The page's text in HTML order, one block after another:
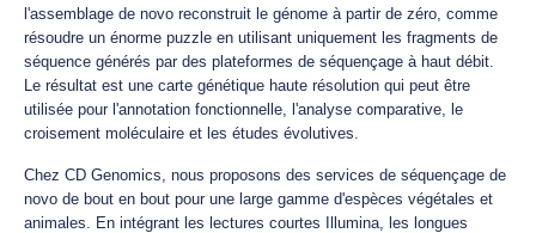
l'assemblage de novo reconstruit le génome à partir de zéro, comme
résoudre un énorme puzzle en utilisant uniquement les fragments de
séquence générés par des plateformes de séquençage à haut débit.
Le résultat est une carte génétique haute résolution qui peut être
utilisée pour l'annotation fonctionnelle, l'analyse comparative, le
croisement moléculaire et les études évolutives.
Chez CD Genomics, nous proposons des services de séquençage de
novo de bout en bout pour une large gamme d'espèces végétales et
animales. En intégrant les lectures courtes Illumina, les longues